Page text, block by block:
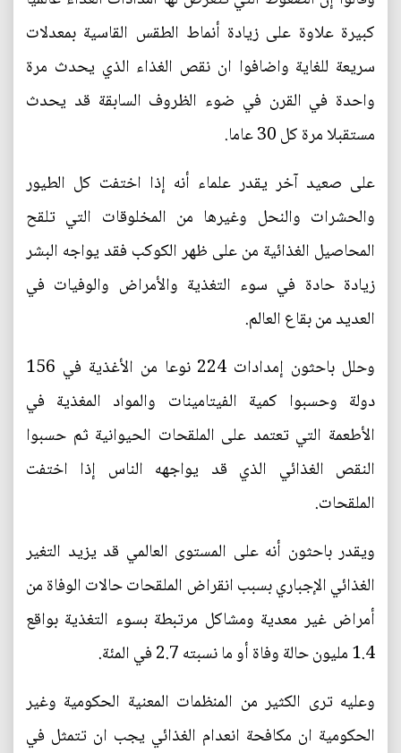
كبيرة علاوة على زيادة أنماط الطقس القاسية بمعدلات
سريعة للغاية واضافوا ان نقص الغذاء الذي يحدث مرة
واحدة في القرن في ضوء الظروف السابقة قد يحدث
مستقبلا مرة كل 30 عاما.
على صعيد آخر يقدر علماء أنه إذا اختفت كل الطيور
والحشرات والنحل وغيرها من المخلوقات التي تلقح
المحاصيل الغذائية من على ظهر الكوكب فقد يواجه البشر
زيادة حادة في سوء التغذية والأمراض والوفيات في
العديد من بقاع العالم.
وحلل باحثون إمدادات 224 نوعا من الأغذية في 156
دولة وحسبوا كمية الفيتامينات والمواد المغذية في
الأطعمة التي تعتمد على الملقحات الحيوانية ثم حسبوا
النقص الغذائي الذي قد يواجهه الناس إذا اختفت
الملقحات.
ويقدر باحثون أنه على المستوى العالمي قد يزيد التغير
الغذائي الإجباري بسبب انقراض الملقحات حالات الوفاة من
أمراض غير معدية ومشاكل مرتبطة بسوء التغذية بواقع
1.4 مليون حالة وفاة أو ما نسبته 2.7 في المئة.
وعليه ترى الكثير من المنظمات المعنية الحكومية وغير
الحكومية ان مكافحة انعدام الغذائي يجب ان تتمثل في